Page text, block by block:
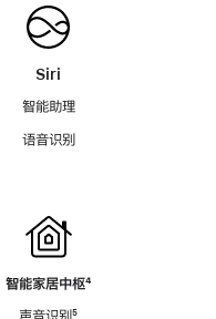
Siri
智能助理
语音识别
智能家居中枢脚
⁴
声音识别脚
⁵